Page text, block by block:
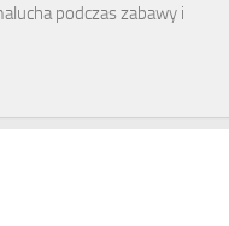
podczas zabawy i